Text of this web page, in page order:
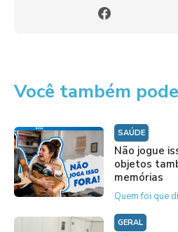
Você também
SAÚDE
Não jogue
objetos
memórias
Quem foi que
GERAL